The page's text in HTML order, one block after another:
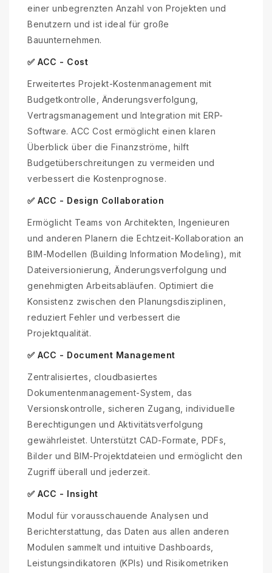
einer unbegrenzten Anzahl von Projekten und
Benutzern und ist ideal für große
Bauunternehmen.
✅ ACC - Cost
Erweitertes Projekt-Kostenmanagement mit
Budgetkontrolle, Änderungsverfolgung,
Vertragsmanagement und Integration mit ERP-
Software. ACC Cost ermöglicht einen klaren
Überblick über die Finanzströme, hilft
Budgetüberschreitungen zu vermeiden und
verbessert die Kostenprognose.
✅ ACC - Design Collaboration
Ermöglicht Teams von Architekten, Ingenieuren
und anderen Planern die Echtzeit-Kollaboration an
BIM-Modellen (Building Information Modeling), mit
Dateiversionierung, Änderungsverfolgung und
genehmigten Arbeitsabläufen. Optimiert die
Konsistenz zwischen den Planungsdisziplinen,
reduziert Fehler und verbessert die
Projektqualität.
✅ ACC - Document Management
Zentralisiertes, cloudbasiertes
Dokumentenmanagement-System, das
Versionskontrolle, sicheren Zugang, individuelle
Berechtigungen und Aktivitätsverfolgung
gewährleistet. Unterstützt CAD-Formate, PDFs,
Bilder und BIM-Projektdateien und ermöglicht den
Zugriff überall und jederzeit.
✅ ACC - Insight
Modul für vorausschauende Analysen und
Berichterstattung, das Daten aus allen anderen
Modulen sammelt und intuitive Dashboards,
Leistungsindikatoren (KPIs) und Risikometriken